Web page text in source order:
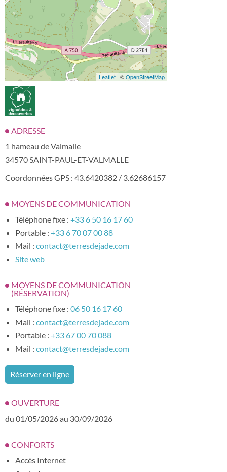
Leaflet | ©OpenStreetMap
ADRESSE
1 hameau de Valmalle
34570 SAINT-PAUL-ET-VALMALLE
Coordonnées GPS : 43.6420382 / 3.62686157
MOYENS DE COMMUNICATION
Téléphone fixe : +33 6 50 16 17 60
Portable : +33 6 70 07 00 88
Mail : contact@terresdejade.com
Site web
MOYENS DE COMMUNICATION
(RÉSERVATION)
Téléphone fixe : 06 50 16 17 60
Mail : contact@terresdejade.com
Portable : +33 67 00 70 088
Mail : contact@terresdejade.com
Réserver en ligne
OUVERTURE
du 01/05/2026 au 30/09/2026
CONFORTS
Accès Internet